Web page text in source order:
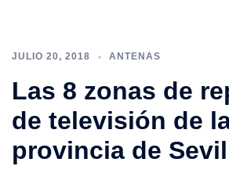
JULIO 20, 2018 ANTENAS
Las 8 zonas de
de televisión de
provincia de